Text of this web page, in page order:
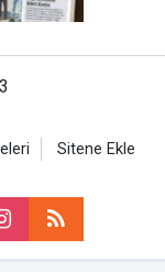
Sitene Ekle